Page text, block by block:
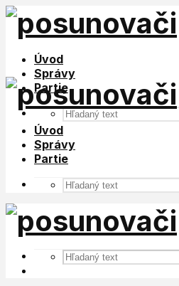
Úvod
Správy
Partie
Úvod
Správy
Partie